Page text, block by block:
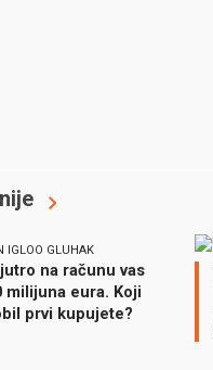
IGLOO GLUHAK
na računu vas
milijuna eura. Koji
prvi kupujete?